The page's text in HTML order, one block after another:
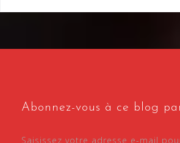
Abonnez-vous à ce blog
Saisissez votre adresse e-mail